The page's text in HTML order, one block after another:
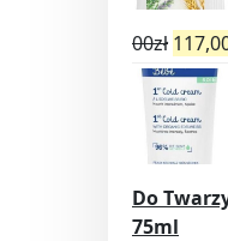
00zł
Do
75ml